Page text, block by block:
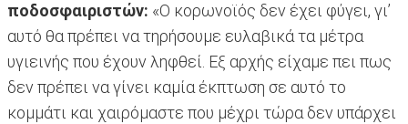
ποδοσφαιριστών: «Ο κορωνοϊός δεν έχει φύγει, γι’
αυτό θα πρέπει να τηρήσουμε ευλαβικά τα μέτρα
υγιεινής που έχουν ληφθεί. Εξ αρχής είχαμε πει πως
δεν πρέπει να γίνει καμία έκπτωση σε αυτό το
κομμάτι και χαιρόμαστε που μέχρι τώρα δεν υπάρχει